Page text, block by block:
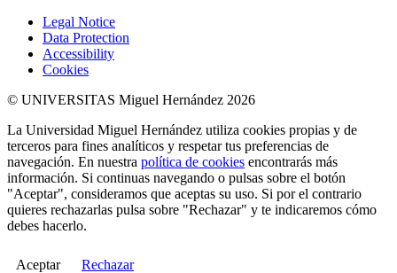
Legal Notice
Data Protection
Accessibility
Cookies
© UNIVERSITAS Miguel Hernández 2026
La Universidad Miguel Hernández utiliza cookies propias y de
terceros para fines analíticos y respetar tus preferencias de
navegación. En nuestra política de cookies encontrarás más
información. Si continuas navegando o pulsas sobre el botón
"Aceptar", consideramos que aceptas su uso. Si por el contrario
quieres rechazarlas pulsa sobre "Rechazar" y te indicaremos cómo
debes hacerlo.
Aceptar Rechazar